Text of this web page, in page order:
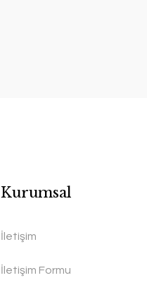
Kurumsal
İletişim
İletişim Formu